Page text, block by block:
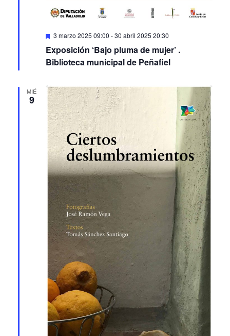
Featured
3 marzo 2025 09:00 -30 abril 2025 20:30
Exposición ‘Bajo pluma de mujer’ .
Biblioteca municipal de Peñafiel
MIÉ
9